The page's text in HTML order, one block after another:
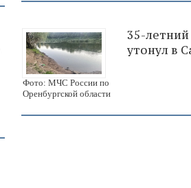
Фото: МЧС России по
Оренбургской области
35-
утонул в